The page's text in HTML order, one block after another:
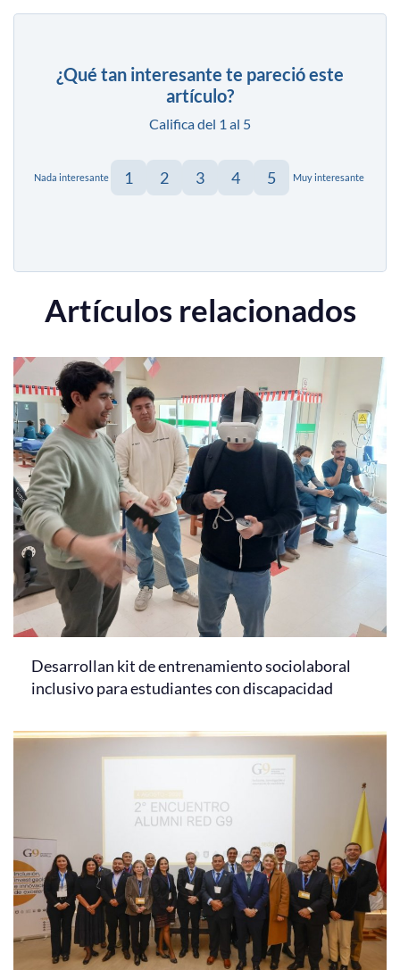
¿Qué tan interesante te pareció este
artículo?
Califica del 1 al 5
Nada interesante 1 2 3 4 5 Muy interesante
Artículos relacionados
Desarrollan kit de entrenamiento sociolaboral
inclusivo para estudiantes con discapacidad